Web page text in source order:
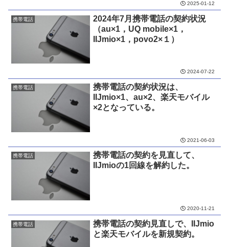
2025-01-12
携帯電話
2024年7月携帯電話の契約状況
（au×1，UQ mobile×1，
IIJmio×1，povo2×１）
2024-07-22
携帯電話
携帯電話の契約状況は、
IIJmio×1、au×2、楽天モバイル
×2となっている。
2021-06-03
携帯電話
携帯電話の契約を見直して、
IIJmioの1回線を解約した。
2020-11-21
携帯電話
携帯電話の契約見直しで、IIJmio
と楽天モバイルを新規契約。